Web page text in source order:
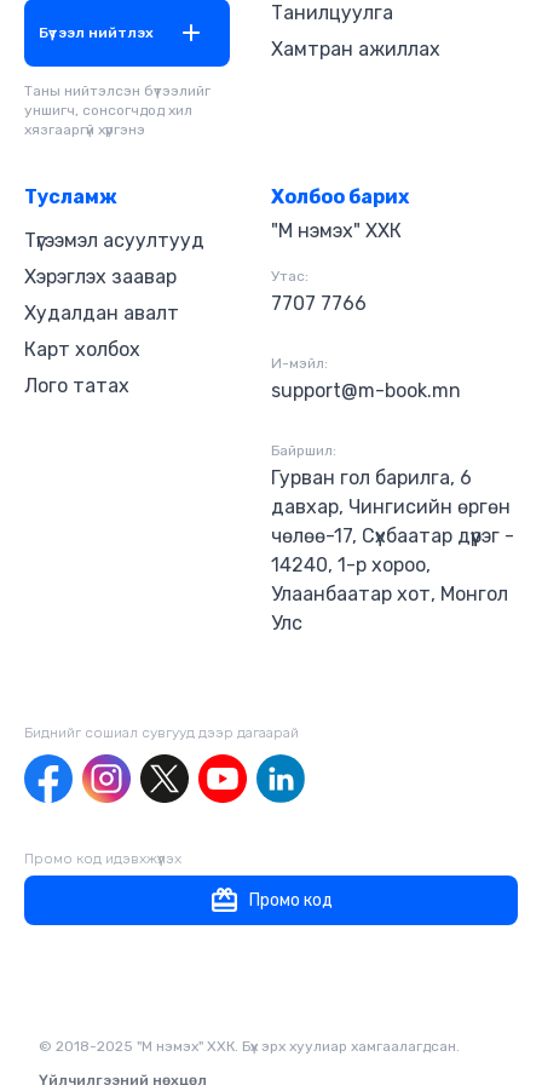
Икигай гэдэг үгийг шууд орчуулах боломжгүй ч
амьдрал гэсэн утгатай ики, үнэ цэн гэсэн
утгатай кай гэх үгнээс гаралтай. Икигай таны
оршдог бөгөөд амьдралын туршид таньтай хамт
эргэцүүлэн бодож, одоо цагтаа байж, ирээдүйгээ
болгож чадна!
Бүтээл нийтлэх
Таны нийтэлсэн бүтээлийг
уншигч, сонсогчдод хил
хязгааргүй хүргэнэ
Танилцуулга
Хамтран ажиллах
Тусламж
Түгээмэл асуултууд
Хэрэглэх заавар
Худалдан авалт
Карт холбох
Лого татах
Холбоо барих
"М нэмэх" ХХК
Утас:
7707 7766
И-мэйл:
support@m-book.mn
Байршил:
Гурван гол барилга, 6
давхар, Чингисийн өргөн
чөлөө-17, Сүхбаатар дүүрэг -
14240, 1-р хороо,
Улаанбаатар хот, Монгол
Улс
Биднийг сошиал сувгууд дээр дагаaрай
Промо код идэвхжүүлэх
Промо код
© 2018-2025 "М нэмэх" ХХК. Бүх эрх хуулиар хамгаалагдсан.
Үйлчилгээний нөхцөл